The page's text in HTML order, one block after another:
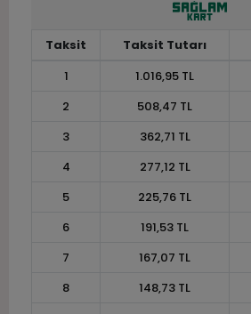
Taksit Taksit Tutarı
1
1.016,95 TL
2
508,47 TL
3
362,71 TL
4
277,12 TL
5
225,76 TL
6
191,53 TL
7
167,07 TL
8
148,73 TL